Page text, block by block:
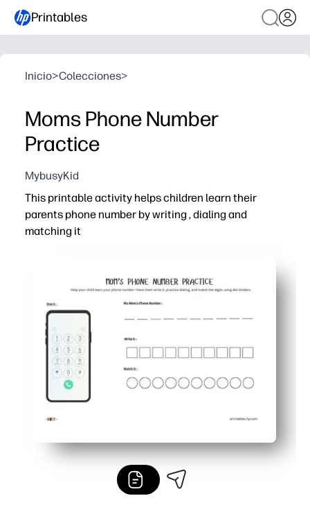
Printables
Inicio>Colecciones>
Moms Phone Number
Practice
MybusyKid
This printable activity helps children learn their
parents phone number by writing , dialing and
matching it